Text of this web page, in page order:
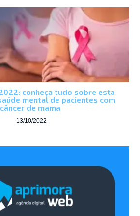
conheça tudo sobre esta
mental de pacientes com
câncer de mama
13/10/2022